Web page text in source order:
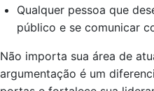
Qualquer pessoa que
público e se comunicar
Não importa sua área de
argumentação é um